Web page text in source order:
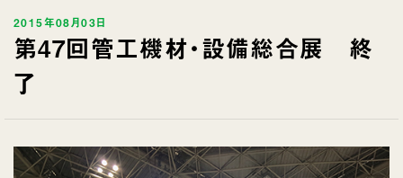
2015年08月03日
第47回管工機材・設備総合展 終
了